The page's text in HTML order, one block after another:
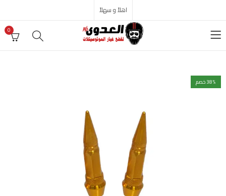
اهلاً و سهلاً
0
38% خصم